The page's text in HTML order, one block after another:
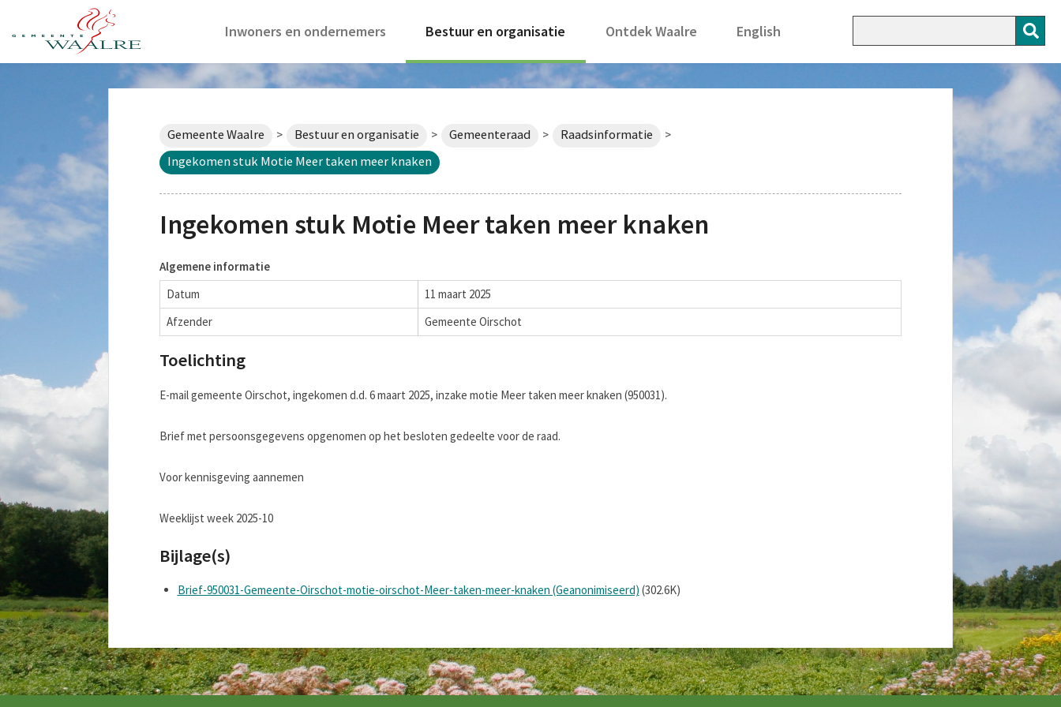
Inwoners en ondernemers Bestuur en organisatie Ontdek Waalre English
Gemeente Waalre > Bestuur en organisatie > Gemeenteraad > Raadsinformatie >
Ingekomen stuk Motie Meer taken meer knaken
Ingekomen stuk Motie Meer taken meer knaken
Algemene informatie
Datum
11 maart 2025
Afzender
Gemeente Oirschot
Toelichting
E-mail gemeente Oirschot, ingekomen d.d. 6 maart 2025, inzake motie Meer taken meer knaken (950031).
Brief met persoonsgegevens opgenomen op het besloten gedeelte voor de raad.
Voor kennisgeving aannemen
Weeklijst week 2025-10
Bijlage(s)
Brief-950031-Gemeente-Oirschot-motie-oirschot-Meer-taken-meer-knaken (Geanonimiseerd) (302.6K)